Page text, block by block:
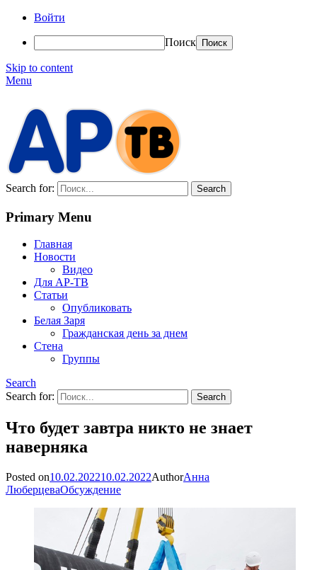
Войти
Поиск
Skip to content
Menu
Search for:
Primary Menu
Главная
Новости
Видео
Для АР-ТВ
Статьи
Опубликовать
Белая Заря
Гражданская день за днем
Стена
Группы
Search
Search for:
Что будет завтра никто не знает
наверняка
Posted on10.02.202210.02.2022AuthorАнна
ЛюберцеваОбсуждение